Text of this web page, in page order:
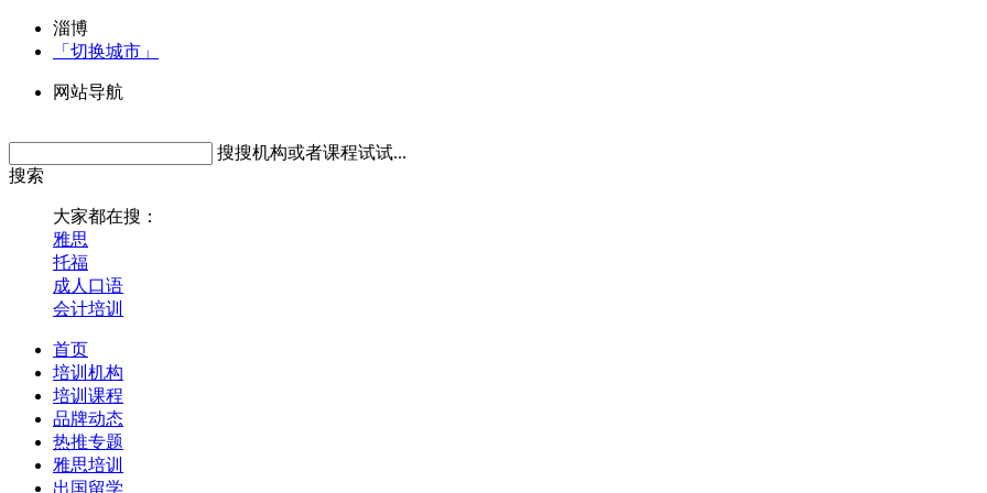
淄博
「切换城市」
网站导航
搜搜机构或者课程试试...
搜索
大家都在搜：
雅思
托福
成人口语
会计培训
首页
培训机构
培训课程
品牌动态
热推专题
雅思培训
出国留学